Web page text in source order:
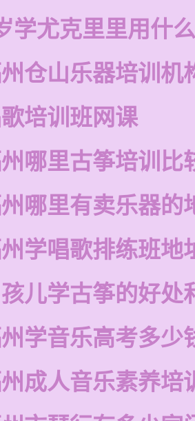
学尤克里里用什
仓山乐器培训机
培训班网课
哪里古筝培训比
哪里有卖乐器的
学唱歌排练班地
儿学古筝的好处
学音乐高考多少
成人音乐素养培